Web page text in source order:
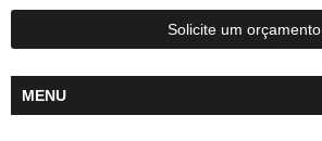
Solicite um orçamento
MENU